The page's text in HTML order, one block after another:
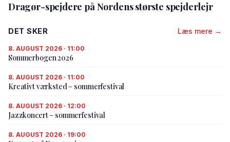
Dragør-spejdere på Nordens største spejderlejr
DET SKER Læs mere →
8. AUGUST 2026 · 11:00
Sommerbogen 2026
8. AUGUST 2026 · 11:00
Kreativt værksted – sommerfestival
8. AUGUST 2026 · 12:00
Jazzkoncert – sommerfestival
8. AUGUST 2026 · 19:00